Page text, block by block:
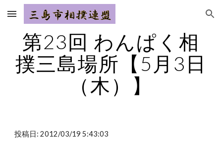
Skip to main content Skip to navigation
第23回 わんぱく相
撲三島場所【5月3日
（木）】
投稿日: 2012/03/19 5:43:03